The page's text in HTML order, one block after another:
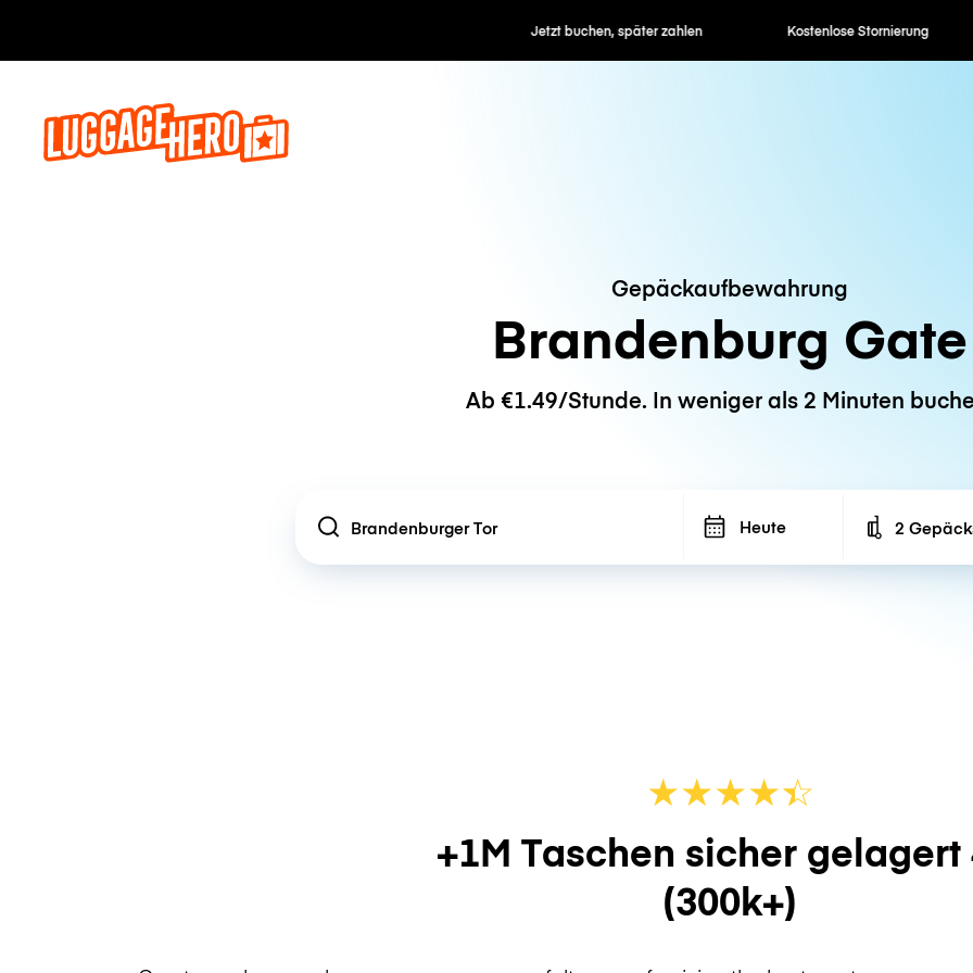
Jetzt buchen, später zahlen Kostenlose Stornierung Stunden- /
Gepäckaufbewahrung
Brandenburg Gate
Ab €1.49/Stunde. In weniger als 2 Minuten
Location Heute Number of
2
★★★★☆
★
+1M Taschen sicher gelagert
(300k+)